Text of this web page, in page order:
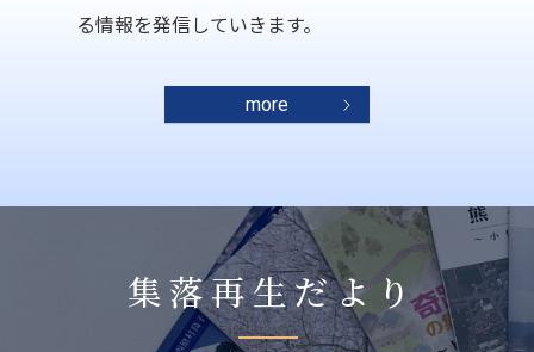
る情報を発信していきます。
more
集落再生だより